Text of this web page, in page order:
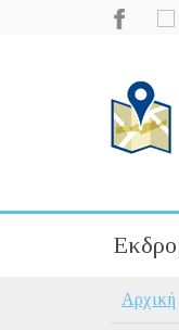
Αρχική